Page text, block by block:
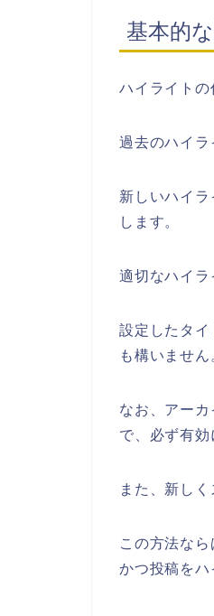
基本的
ハイライトの
過去のハイラ
新しいハイ
します。
適切なハイラ
設定したタ
も構いません
なお、アー
で、必ず有効
また、新し
この方法な
かつ投稿をハ